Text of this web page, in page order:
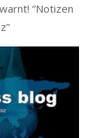
“Notizen
”